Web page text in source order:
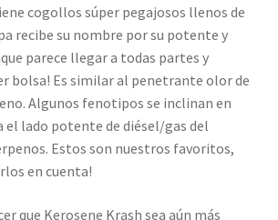
cogollos súper pegajosos llenos de
recibe su nombre por su potente y
parece llegar a todas partes y
bolsa! Es similar al penetrante olor de
Algunos fenotipos se inclinan en
el lado potente de diésel/gas del
Estos son nuestros favoritos,
en cuenta!
que Kerosene Krash sea aún más